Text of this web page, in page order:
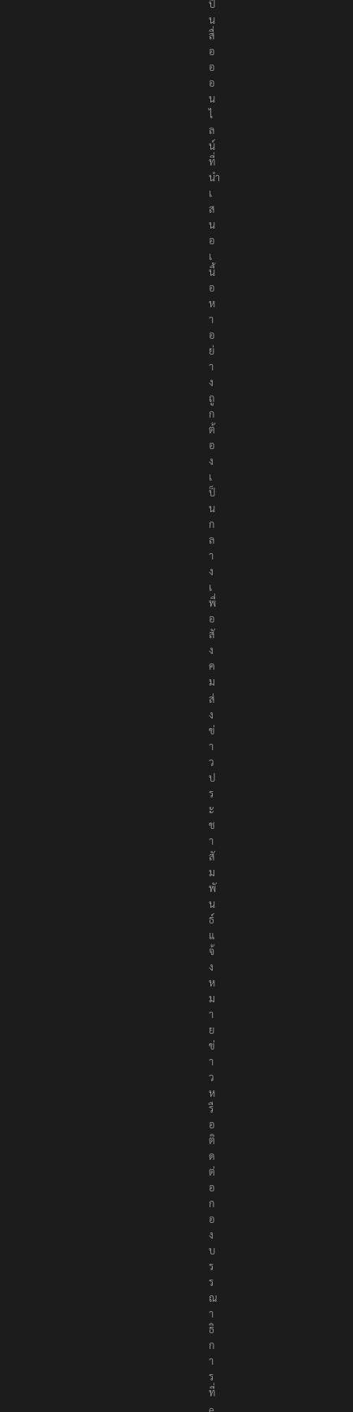
ป็
น
สื่
อ
อ
อ
น
ไ
ล
น์
ที่
นำ
เ
ส
น
อ
เ
นื้
อ
ห
า
อ
ย่
า
ง
ถู
ก
ต้
อ
ง
เ
ป็
น
ก
ล
า
ง
เ
พื่
อ
สั
ง
ค
ม
ส่
ง
ข่
า
ว
ป
ร
ะ
ช
า
สั
ม
พั
น
ธ์
แ
จ้
ง
ห
ม
า
ย
ข่
า
ว
ห
รื
อ
ติ
ด
ต่
อ
ก
อ
ง
บ
ร
ร
ณ
า
ธิ
ก
า
ร
ที่